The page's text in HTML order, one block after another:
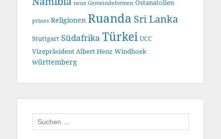
neue Gemeindeformen Ostanatolien
präses Religionen Ruanda Sri Lanka
Stuttgart Südafrika Türkei UCC
Vizepräsident Albert Henz Windhoek
württemberg
Suchen
nach: